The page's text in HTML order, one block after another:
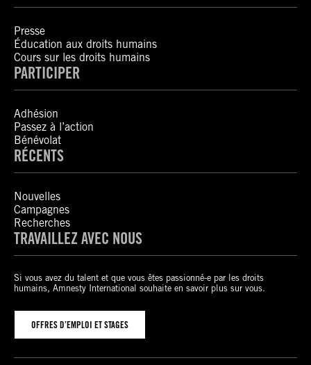
Presse
Éducation aux droits humains
Cours sur les droits humains
PARTICIPER
Adhésion
Passez à l’action
Bénévolat
RÉCENTS
Nouvelles
Campagnes
Recherches
TRAVAILLEZ AVEC NOUS
Si vous avez du talent et que vous êtes passionné-e par les droits
humains, Amnesty International souhaite en savoir plus sur vous.
OFFRES D’EMPLOI ET STAGES